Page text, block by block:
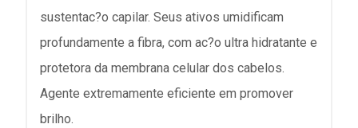
sustentac?o capilar. Seus ativos umidificam
profundamente a fibra, com ac?o ultra hidratante e
protetora da membrana celular dos cabelos.
Agente extremamente eficiente em promover
brilho.